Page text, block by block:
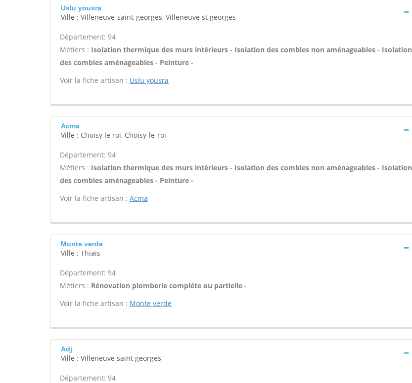
Uslu yousra
Ville : Villeneuve-saint-georges, Villeneuve st georges
Département: 94
Métiers : Isolation thermique des murs intérieurs - Isolation des combles non aménageables - Isolation
des combles aménageables - Peinture -
Voir la fiche artisan : Uslu yousra
Acma
Ville : Choisy le roi, Choisy-le-roi
Département: 94
Métiers : Isolation thermique des murs intérieurs - Isolation des combles non aménageables - Isolation
des combles aménageables - Peinture -
Voir la fiche artisan : Acma
Monte verde
Ville : Thiais
Département: 94
Métiers : Rénovation plomberie complète ou partielle -
Voir la fiche artisan : Monte verde
Adj
Ville : Villeneuve saint georges
Département: 94